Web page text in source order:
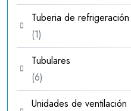
productos
Tuberia de refrigeración
11
producto
Tubulares
66
productos
Unidades de ventilación